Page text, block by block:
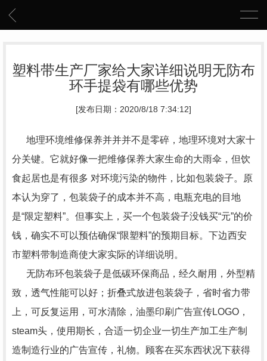
塑料带生产厂家给大家详细说明无防布
环手提袋有哪些优势
[发布日期：2020/8/18 7:34:12]
地理环境维修保养并并并不是零碎，地理环境对大家十
分关键。它就好像一把维修保养大家生命的大雨伞，但饮
食起居也是有很多 对环境污染的物件，比如包装袋子。原
本认为穿了，包装袋子的成本并不高，电瓶充电的目地
是“限定塑料”。但事实上，买一个包装袋子没钱买“元”的价
钱，确实不可以预估确保“限塑料”的预期目标。下边西安
市塑料带制造商使大家实际的详细说明。
无防布环包装袋子是低碳环保商品，经久耐用，外型精
致，透气性能可以好；折叠式放进包装袋子，省时省力带
上，可反复运用，可水清除，油墨印刷广告宣传LOGO，
steam头，使用期长，合适一切企业一切生产加工生产制
造制造行业的广告宣传，礼物。顾客在买东西状况下获得